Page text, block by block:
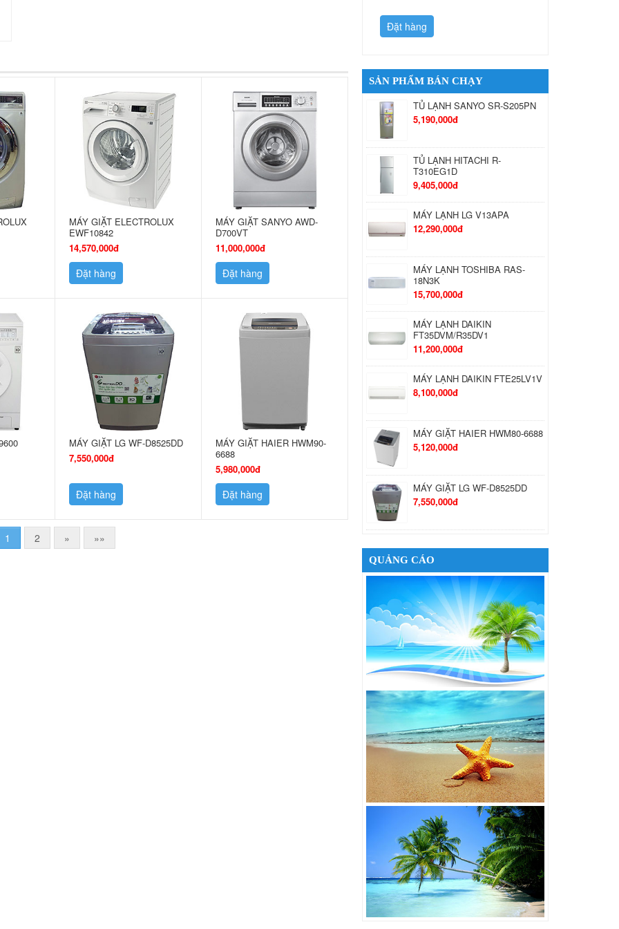
MÁY GIẶT ELECTROLUX
EWF10842
14,570,000đ
Đặt hàng
MÁY GIẶT SANYO AWD-
D700VT
11,000,000đ
Đặt hàng
MÁY GIẶT LG WF-D8525DD
7,550,000đ
Đặt hàng
MÁY GIẶT HAIER HWM90-
6688
5,980,000đ
Đặt hàng
1 2 » »»
Đặt hàng
SẢN PHẨM BÁN CHẠY
TỦ LẠNH SANYO SR-S205PN
5,190,000đ
TỦ LẠNH HITACHI R-
T310EG1D
9,405,000đ
MÁY LẠNH LG V13APA
12,290,000đ
MÁY LẠNH TOSHIBA RAS-
18N3K
15,700,000đ
MÁY LẠNH DAIKIN
FT35DVM/R35DV1
11,200,000đ
MÁY LẠNH DAIKIN FTE25LV1V
8,100,000đ
MÁY GIẶT HAIER HWM80-6688
5,120,000đ
MÁY GIẶT LG WF-D8525DD
7,550,000đ
38,790,000đ
TỦ LẠNH TOSHIBA GR-
K21VPB
7,000,000đ
QUẢNG CÁO